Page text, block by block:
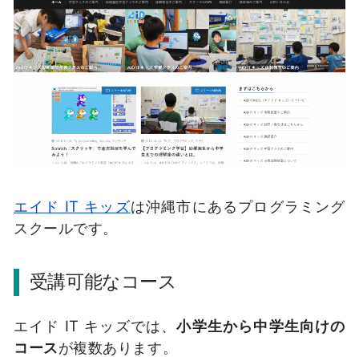
エイド IT キッズは沖縄市にあるプログラミング
スクールです。
受講可能なコース
エイド IT キッズでは、小学生から中学生向けの
コースが複数あります。